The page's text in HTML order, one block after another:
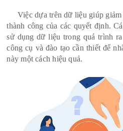
Việc dựa trên dữ liệu giúp giảm
thành công của các quyết định.
sử dụng dữ liệu trong quá trình
công cụ và đào tạo cần thiết để
này một cách hiệu quả.